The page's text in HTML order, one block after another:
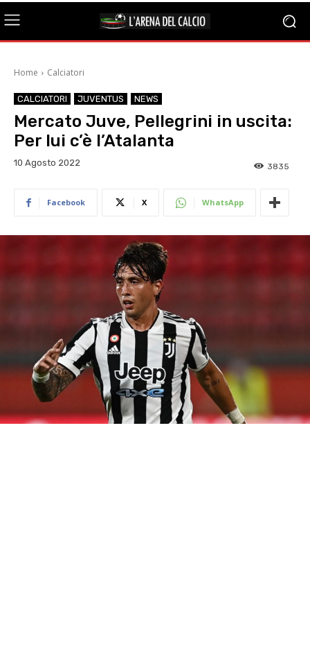
Home Calciatori
CALCIATORI JUVENTUS NEWS
Mercato Juve, Pellegrini in uscita:
Per lui c’è l’Atalanta
10 Agosto 2022 3835
Facebook X WhatsApp